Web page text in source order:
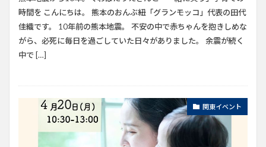
時間を こんにちは。 熊本のおんぶ紐「グランモッコ」代表の田代
佳織です。 10年前の熊本地震。 不安の中で赤ちゃんを抱きしめな
がら、必死に毎日を過ごしていた日々がありました。 余震が続く
中で […]
関東イベント